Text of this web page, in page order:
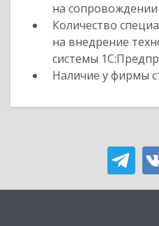
на
Количество
на внедрение
системы
Наличие у фирмы